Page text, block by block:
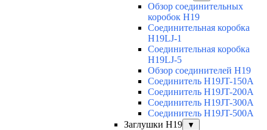
Обзор соединительных
коробок H19
Соединительная коробка
H19LJ-1
Соединительная коробка
H19LJ-5
Обзор соединителей H19
Соединитель H19JT-150A
Соединитель H19JT-200A
Соединитель H19JT-300A
Соединитель H19JT-500A
Заглушки H19
▼